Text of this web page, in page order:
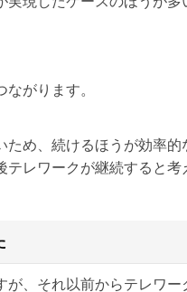
がります。
め、続けるほうが効率的
レワークが継続すると考
、それ以前からテレワ